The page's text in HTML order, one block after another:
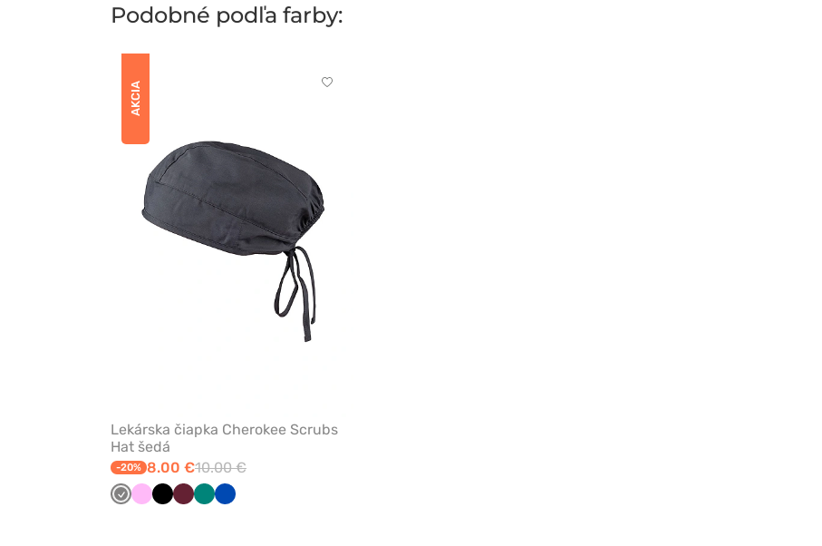
Podobné podľa farby:
AKCIA
Kliknite
Lekárska čiapka Cherokee Scrubs
Hat šedá
-20% 8.00 €10.00 €
TmavoRužováČiernaČerešňová
ZelenáKrálovska